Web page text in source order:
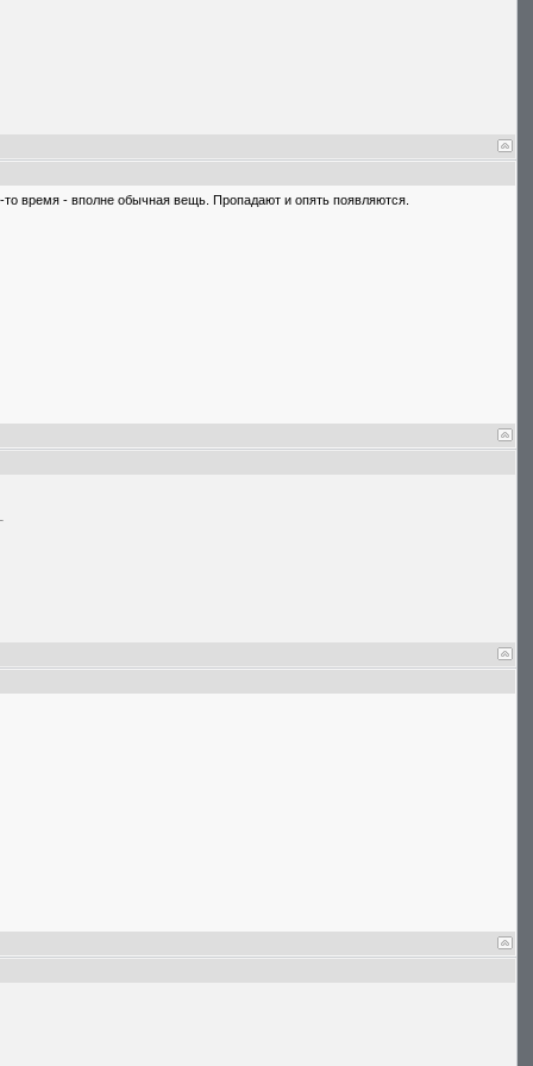
то время - вполне обычная вещь. Пропадают и опять появляются.